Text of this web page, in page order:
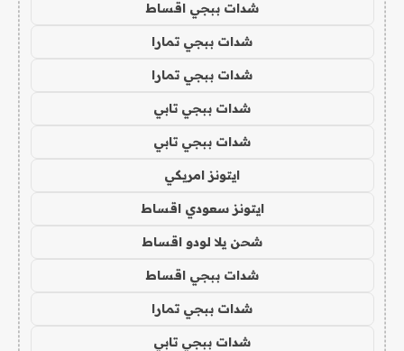
شدات ببجي اقساط
شدات ببجي تمارا
شدات ببجي تمارا
شدات ببجي تابي
شدات ببجي تابي
ايتونز امريكي
ايتونز سعودي اقساط
شحن يلا لودو اقساط
شدات ببجي اقساط
شدات ببجي تمارا
شدات ببجي تابي